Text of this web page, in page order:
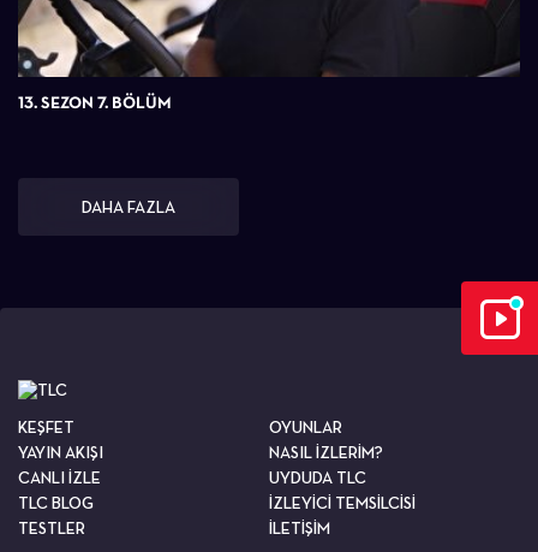
13. SEZON 7. BÖLÜM
DAHA FAZLA
KEŞFET
YAYIN AKIŞI
CANLI İZLE
TLC BLOG
TESTLER
OYUNLAR
NASIL İZLERİM?
UYDUDA TLC
İZLEYİCİ TEMSİLCİSİ
İLETİŞİM